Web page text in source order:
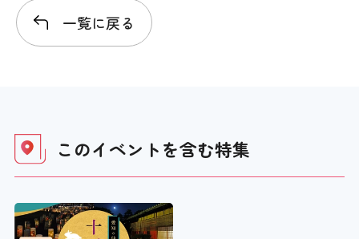
一覧に戻る
このイベントを含む特集